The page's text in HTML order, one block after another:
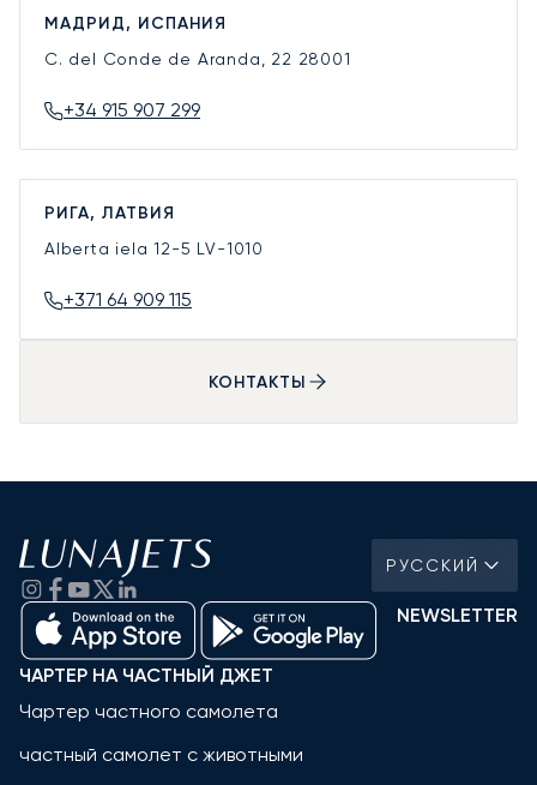
МАДРИД, ИСПАНИЯ
C. del Conde de Aranda, 22 28001
+34 915 907 299
РИГА, ЛАТВИЯ
Alberta iela 12-5 LV-1010
+371 64 909 115
КОНТАКТЫ
РУССКИЙ
NEWSLETTER
ЧАРТЕР НА ЧАСТНЫЙ ДЖЕТ
Чартер частного самолета
частный самолет с животными